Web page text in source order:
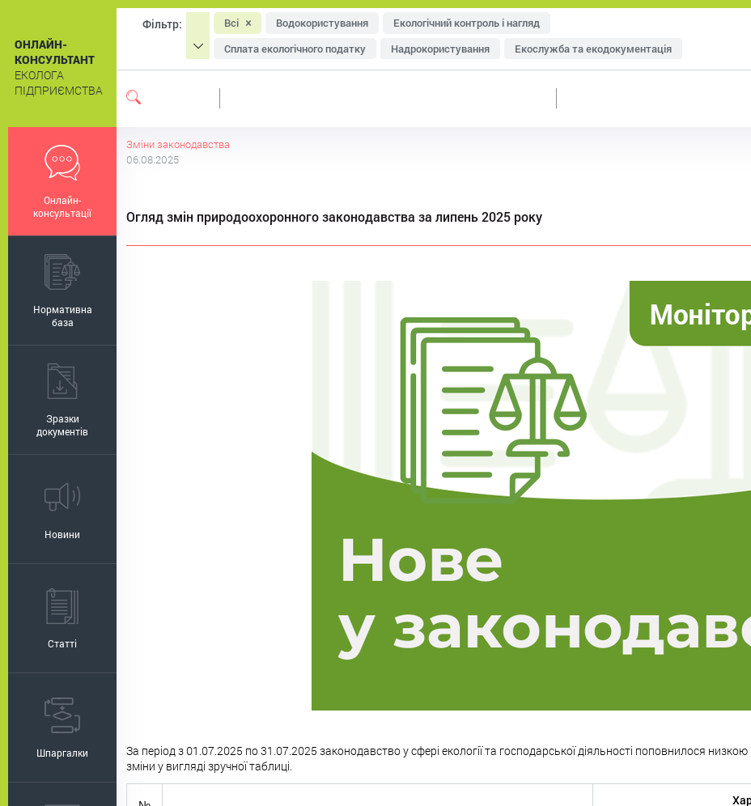
ОНЛАЙН-
КОНСУЛЬТАНТ
ЕКОЛОГА
ПІДПРИЄМСТВА
Онлайн-
консультації
Нормативна
база
Зразки
документів
Новини
Статті
Шпаргалки
Фільтр: Всі Водокористування
Екологічний контроль і нагляд
Сплата екологічного податку
Надрокористування
Екослужба та екодокументація
Охорона атмосферного повітря
Управління відходами
Ресурсозбереження
Зміни законодавства
06.08.2025
Огляд змін природоохоронного законодавства за липень 2025 року
За період з 01.07.2025 по 31.07.2025 законодавство у сфері екології та господарської діяльності поповнилося
зміни у вигляді зручної таблиці.